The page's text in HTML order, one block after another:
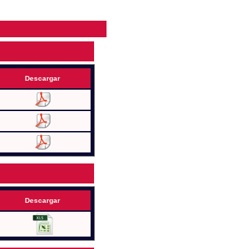
Descargar
Descargar